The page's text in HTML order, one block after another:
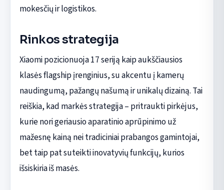
mokesčių ir logistikos.
Rinkos strategija
Xiaomi pozicionuoja 17 seriją kaip aukščiausios
klasės flagship įrenginius, su akcentu į kamerų
naudingumą, pažangų našumą ir unikalų dizainą. Tai
reiškia, kad markės strategija – pritraukti pirkėjus,
kurie nori geriausio aparatinio aprūpinimo už
mažesnę kainą nei tradiciniai prabangos gamintojai,
bet taip pat suteikti inovatyvių funkcijų, kurios
išsiskiria iš masės.